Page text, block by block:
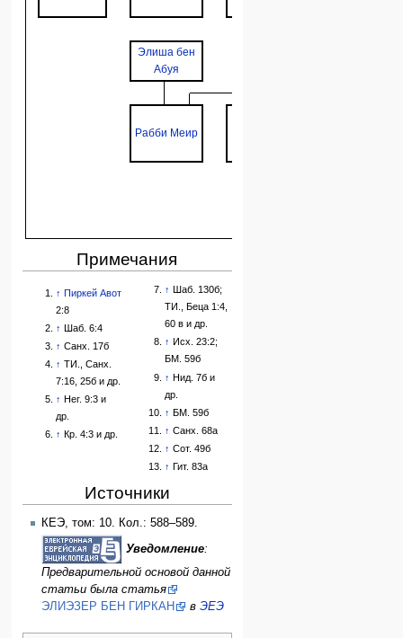
Элиша бен
Абуя
Рабби Меир
Примечания
↑ Пиркей Авот
2:8
↑ Шаб. 6:4
↑ Санх. 17б
↑ ТИ., Санх.
7:16, 25б и др.
↑ Нег. 9:3 и
др.
↑ Кр. 4:3 и др.
↑
Шаб. 130б;
ТИ., Беца 1:4,
60 в и др.
↑ Исх. 23:2;
БМ. 59б
↑ Нид. 7б и
др.
↑ БМ. 59б
↑ Санх. 68а
↑ Сот. 49б
↑ Гит. 83а
Источники
КЕЭ, том: 10. Кол.: 588–589.
Уведомление:
Предварительной основой данной
статьи была статья
ЭЛИЭЗЕР БЕН ГИРКАН
в ЭЕЭ